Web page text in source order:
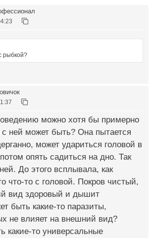
рыбкой?
можно хотя бы примерно
с ней может быть? Она пытается
может удариться головой в
опять садиться на дно. Так
До этого всплывала, как
что-то с головой. Покров чистый,
вид здоровый и дышит
быть какие-то паразиты,
не влияет на внешний вид?
какие-то универсальные